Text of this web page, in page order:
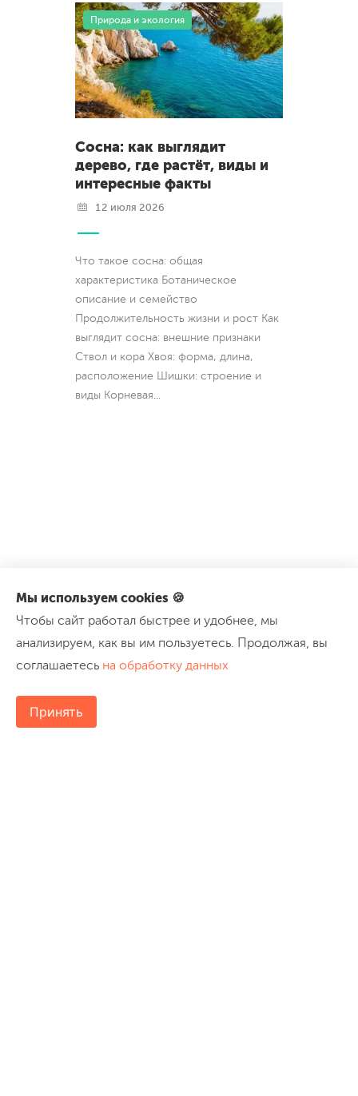
Мы используем cookies 🍪
Чтобы сайт работал быстрее и удобнее, мы
анализируем, как вы им пользуетесь. Продолжая, вы
соглашаетесь на обработку данных
Принять
Природа и экология
Сосна: как выглядит
дерево, где растёт, виды и
интересные факты
12 июля 2026
Что такое сосна: общая
характеристика Ботаническое
описание и семейство
Продолжительность жизни и рост Как
выглядит сосна: внешние признаки
Ствол и кора Хвоя: форма, длина,
расположение Шишки: строение и
виды Корневая